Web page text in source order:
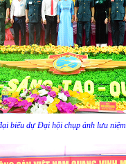
biểu dự Đại hội chụp ảnh lưu niệm.